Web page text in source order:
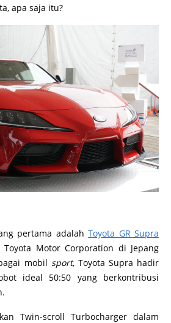
apa saja itu?
pertama adalahToyota GR Supra
Motor Corporation di Jepang
mobil sport, Toyota Supra hadir
ideal 50:50 yang berkontribusi
Twin-scroll Turbocharger dalam